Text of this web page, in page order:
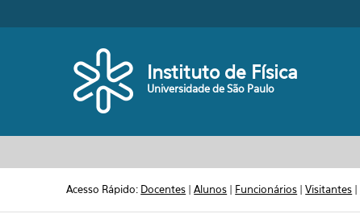
Instituto de Física
Universidade de São Paulo
Acesso Rápido: Docentes |Alunos | Funcionários |Visitantes |